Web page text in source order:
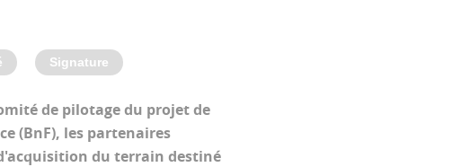
Signature
de pilotage du projet de
(BnF), les partenaires
du terrain destiné